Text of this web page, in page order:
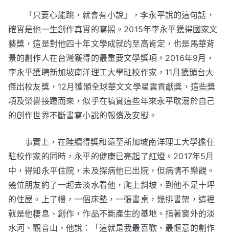
「只要心能跳，就會有小說」，李永平說的這句話，
確實是他一生創作真實的寫照。2015年李永平獲得國家文
藝獎，這是對他四十年文學成就的至高肯定，也是馬華背
景的創作人在台灣獲得的最重要文學獎項。2016年9月，
李永平獲聘新加坡南洋理工大學駐校作家，11月獲頒台大
傑出校友獎，12月獲頒全球華文文學星雲貢獻獎，這些獎
項及榮譽接踵而來，似乎在犒賞這些年來永平耽溺於自己
的創作世界不斷書寫小說的報償及安慰。
事實上，在陸續得獎和遠至新加坡南洋理工大學擔任
駐校作家的同時，永平的健康已亮起了紅燈。2017年5月
中，得知永平住院，未及探病他已出院，但病情不樂觀。
幾位朋友約了一起去淡水看他，爬上斜坡，到他不足十坪
的住屋。上了樓，一個床墊，一張書桌，幾排書架，這裡
就是他棲息、創作，作品不斷產生的基地。指著窗外的淡
水河、觀音山，他說：「這就是我最喜歡、最愜意的創作